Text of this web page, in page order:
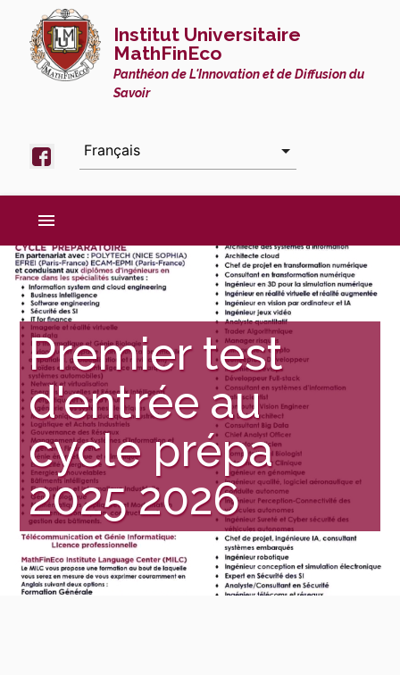
Institut Universitaire
MathFinEco
Panthéon de L'Innovation et de Diffusion du
Savoir
menu
Premier test
d'entrée au
cycle prépa
2025 2026